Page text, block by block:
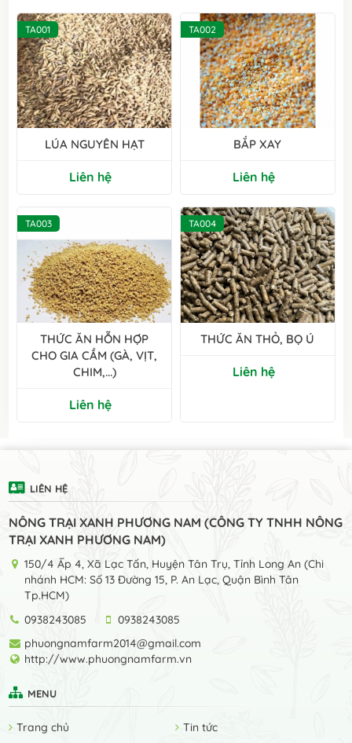
TA001
LÚA NGUYÊN HẠT
Liên hệ
TA002
BẮP XAY
Liên hệ
TA003
THỨC ĂN HỖN HỢP
CHO GIA CẦM (GÀ, VỊT,
CHIM,...)
Liên hệ
TA004
THỨC ĂN THỎ, BỌ Ú
Liên hệ
LIÊN HỆ
NÔNG TRẠI XANH PHƯƠNG NAM (CÔNG TY TNHH NÔNG
TRẠI XANH PHƯƠNG NAM)
150/4 Ấp 4, Xã Lạc Tấn, Huyện Tân Trụ, Tỉnh Long An (Chi
nhánh HCM: Số 13 Đường 15, P. An Lạc, Quận Bình Tân
Tp.HCM)
0938243085
0938243085
phuongnamfarm2014@gmail.com
http://www.phuongnamfarm.vn
MENU
Trang chủ
Tin tức